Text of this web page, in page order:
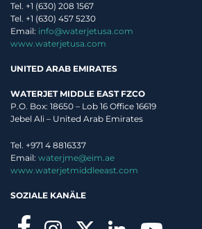
Tel. +1 (630) 208 1567
Tel. +1 (630) 457 5230
Email: info@waterjetusa.com
www.waterjetusa.com
UNITED ARAB EMIRATES
WATERJET MIDDLE EAST FZCO
P.O. Box: 18650 – Lob 16 Office 16619
Jebel Ali – United Arab Emirates
Tel. +971 4 8816337
Email: waterjme@eim.ae
www.waterjetmiddleeast.com
SOZIALE KANÄLE